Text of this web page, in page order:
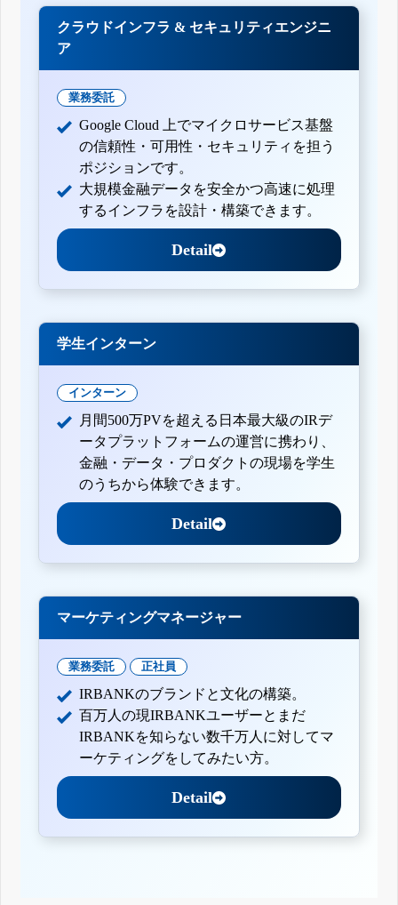
クラウドインフラ & セキュリティエンジニ
ア
業務委託
Google Cloud 上でマイクロサービス基盤
の信頼性・可用性・セキュリティを担う
ポジションです。
大規模金融データを安全かつ高速に処理
するインフラを設計・構築できます。
Detail
学生インターン
インターン
月間500万PVを超える日本最大級のIRデ
ータプラットフォームの運営に携わり、
金融・データ・プロダクトの現場を学生
のうちから体験できます。
Detail
マーケティングマネージャー
業務委託 正社員
IRBANKのブランドと文化の構築。
百万人の現IRBANKユーザーとまだ
IRBANKを知らない数千万人に対してマ
ーケティングをしてみたい方。
Detail